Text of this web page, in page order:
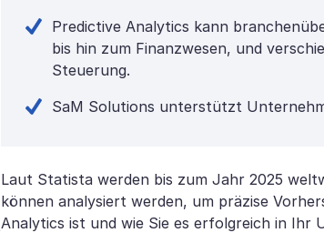
Predictive Analytics kann
bis hin zum Finanzwesen, und
Steuerung.
SaM Solutions unterstützt
Laut Statista werden bis zum Jahr 2025
können analysiert werden, um präzise
Analytics ist und wie Sie es erfolgreich in Ihr